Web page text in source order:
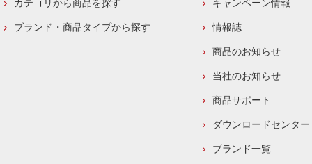
カテゴリから商品を探す
ブランド・商品タイプから探す
キャンペーン情報
情報誌
商品のお知らせ
当社のお知らせ
商品サポート
ダウンロードセンター
ブランド一覧